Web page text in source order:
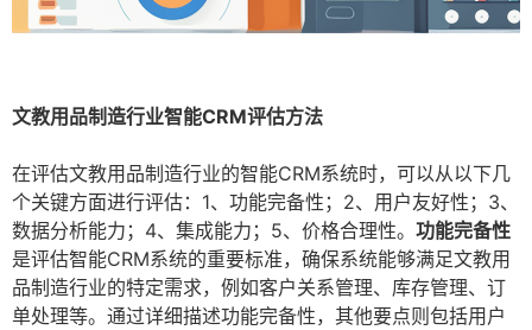
文教用品制造行业智能CRM评估方法
在评估文教用品制造行业的智能CRM系统时，可以从以下几
个关键方面进行评估：1、功能完备性；2、用户友好性；3、
数据分析能力；4、集成能力；5、价格合理性。 功能完备性
是评估智能CRM系统的重要标准，确保系统能够满足文教用
品制造行业的特定需求，例如客户关系管理、库存管理、订
单处理等。通过详细描述功能完备性，其他要点则包括用户